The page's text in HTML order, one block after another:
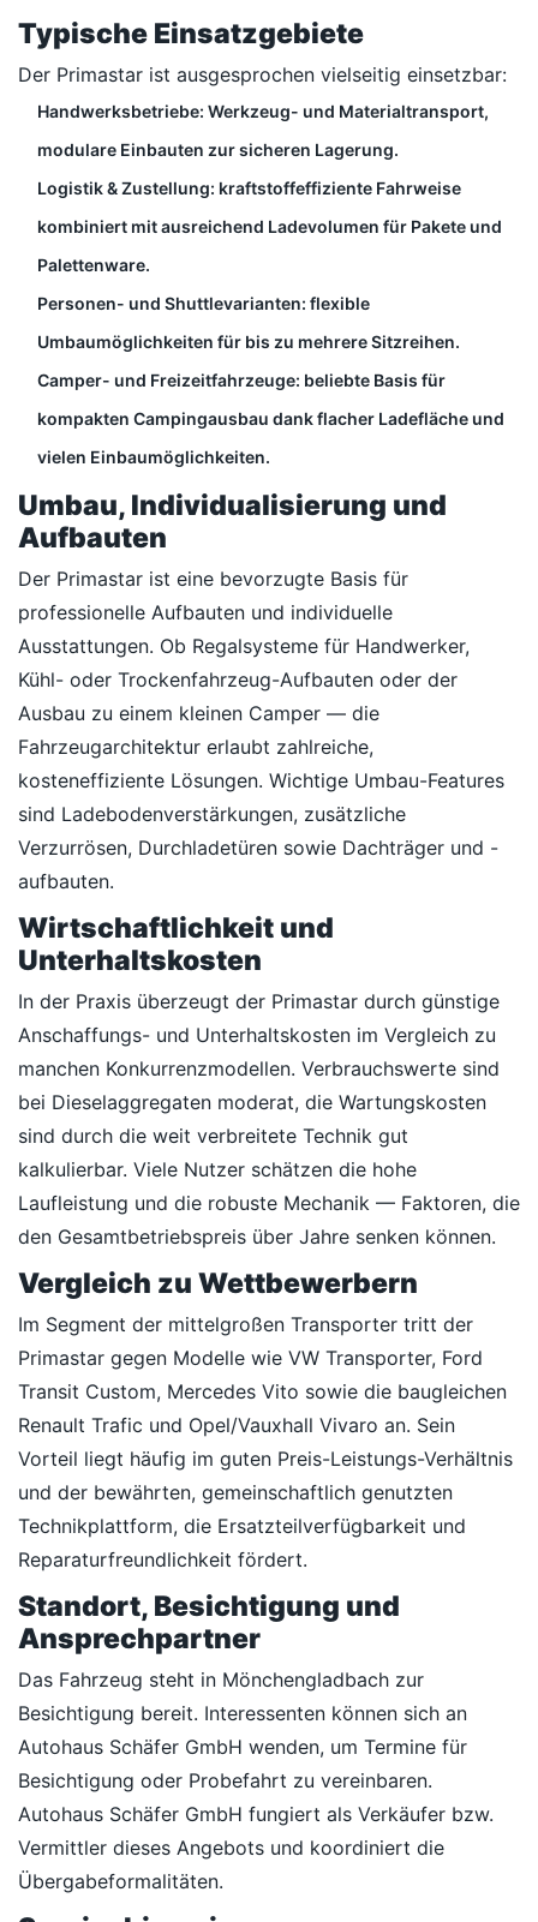
Typische Einsatzgebiete
Der Primastar ist ausgesprochen vielseitig einsetzbar:
Handwerksbetriebe: Werkzeug- und Materialtransport,
modulare Einbauten zur sicheren Lagerung.
Logistik & Zustellung: kraftstoffeffiziente Fahrweise
kombiniert mit ausreichend Ladevolumen für Pakete und
Palettenware.
Personen- und Shuttlevarianten: flexible
Umbaumöglichkeiten für bis zu mehrere Sitzreihen.
Camper- und Freizeitfahrzeuge: beliebte Basis für
kompakten Campingausbau dank flacher Ladefläche und
vielen Einbaumöglichkeiten.
Umbau, Individualisierung und
Aufbauten
Der Primastar ist eine bevorzugte Basis für
professionelle Aufbauten und individuelle
Ausstattungen. Ob Regalsysteme für Handwerker,
Kühl- oder Trockenfahrzeug-Aufbauten oder der
Ausbau zu einem kleinen Camper — die
Fahrzeugarchitektur erlaubt zahlreiche,
kosteneffiziente Lösungen. Wichtige Umbau-Features
sind Ladebodenverstärkungen, zusätzliche
Verzurrösen, Durchladetüren sowie Dachträger und -
aufbauten.
Wirtschaftlichkeit und
Unterhaltskosten
In der Praxis überzeugt der Primastar durch günstige
Anschaffungs- und Unterhaltskosten im Vergleich zu
manchen Konkurrenzmodellen. Verbrauchswerte sind
bei Dieselaggregaten moderat, die Wartungskosten
sind durch die weit verbreitete Technik gut
kalkulierbar. Viele Nutzer schätzen die hohe
Laufleistung und die robuste Mechanik — Faktoren, die
den Gesamtbetriebspreis über Jahre senken können.
Vergleich zu Wettbewerbern
Im Segment der mittelgroßen Transporter tritt der
Primastar gegen Modelle wie VW Transporter, Ford
Transit Custom, Mercedes Vito sowie die baugleichen
Renault Trafic und Opel/Vauxhall Vivaro an. Sein
Vorteil liegt häufig im guten Preis-Leistungs-Verhältnis
und der bewährten, gemeinschaftlich genutzten
Technikplattform, die Ersatzteilverfügbarkeit und
Reparaturfreundlichkeit fördert.
Standort, Besichtigung und
Ansprechpartner
Das Fahrzeug steht in Mönchengladbach zur
Besichtigung bereit. Interessenten können sich an
Autohaus Schäfer GmbH wenden, um Termine für
Besichtigung oder Probefahrt zu vereinbaren.
Autohaus Schäfer GmbH fungiert als Verkäufer bzw.
Vermittler dieses Angebots und koordiniert die
Übergabeformalitäten.